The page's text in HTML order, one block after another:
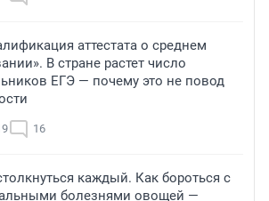
аттестата о среднем
В стране растет число
ЕГЭ — почему это не повод
16
каждый. Как бороться с
болезнями овощей —